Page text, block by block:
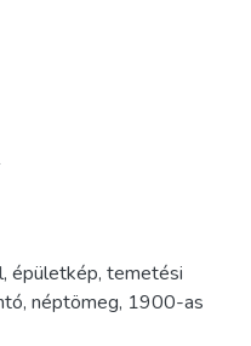
, épületkép, temetési
, néptömeg, 1900-as